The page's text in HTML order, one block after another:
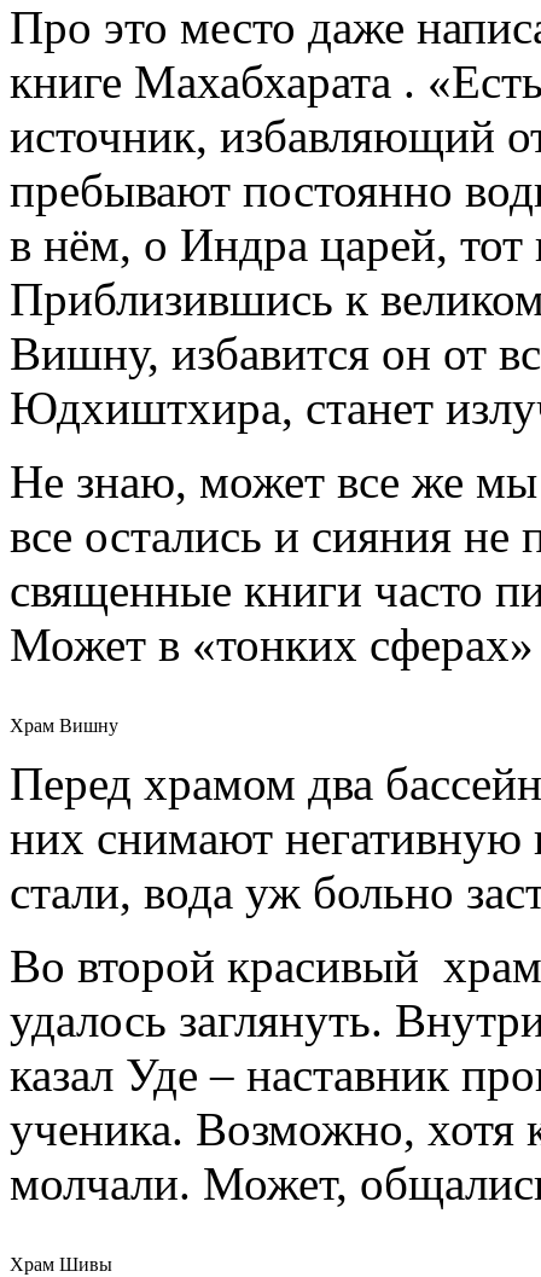
Про это место даже
книге Махабхарата .
источник, избавляющий
пребывают постоянно
в нём, о Индра царей, тот
Приблизившись к
Вишну, избавится он от
Юдхиштхира, станет
Не знаю, может все же мы
все остались и сияния
священные книги часто
Может в «тонких
Храм Вишну
Перед храмом два
них снимают
стали, вода уж больно
Во второй красивый
удалось заглянуть.
казал Уде – наставник
ученика. Возможно, хотя
молчали. Может,
Храм Шивы